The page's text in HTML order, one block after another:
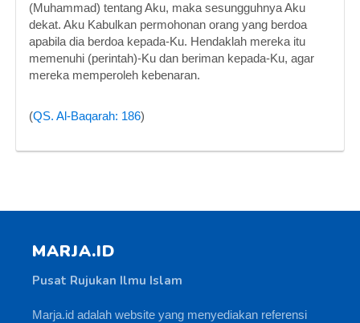
(Muhammad) tentang Aku, maka sesungguhnya Aku
dekat. Aku Kabulkan permohonan orang yang berdoa
apabila dia berdoa kepada-Ku. Hendaklah mereka itu
memenuhi (perintah)-Ku dan beriman kepada-Ku, agar
mereka memperoleh kebenaran.
(QS. Al-Baqarah: 186)
MARJA.ID
Pusat Rujukan Ilmu Islam
Marja.id adalah website yang menyediakan referensi